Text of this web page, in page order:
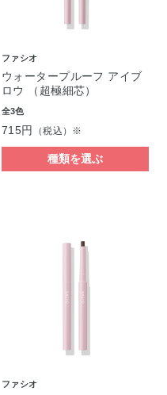
ファシオ
ウォータープルーフ アイブ
ロウ （超極細芯）
全3色
715円 （税込）※
種類を選ぶ
ファシオ